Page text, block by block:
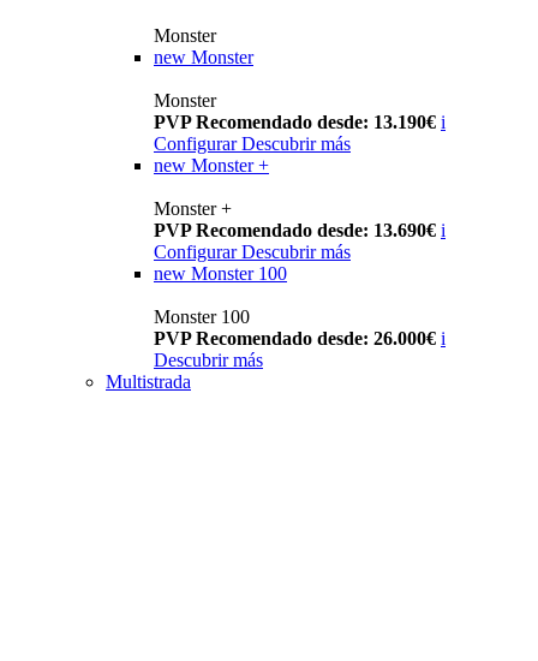
Monster
new Monster
Monster
PVP Recomendado desde: 13.190€ i
Configurar Descubrir más
new Monster +
Monster +
PVP Recomendado desde: 13.690€ i
Configurar Descubrir más
new Monster 100
Monster 100
PVP Recomendado desde: 26.000€ i
Descubrir más
Multistrada